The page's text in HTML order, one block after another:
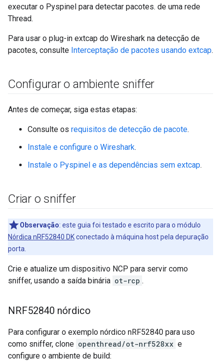
executar o Pyspinel para detectar pacotes. de uma rede
Thread.
Para usar o plug-in extcap do Wireshark na detecção de
pacotes, consulte Interceptação de pacotes usando extcap.
Configurar o ambiente sniffer
Antes de começar, siga estas etapas:
Consulte os requisitos de detecção de pacote.
Instale e configure o Wireshark.
Instale o Pyspinel e as dependências sem extcap.
Criar o sniffer
Observação: este guia foi testado e escrito para o módulo
Nórdica nRF52840 DKconectado à máquina host pela depuração
porta.
Crie e atualize um dispositivo NCP para servir como
sniffer, usando a saída binária ot-rcp .
NRF52840 nórdico
Para configurar o exemplo nórdico nRF52840 para uso
como sniffer, clone openthread/ot-nrf528xx e
configure o ambiente de build: